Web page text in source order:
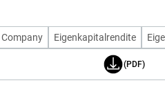
Company Eigenkapitalrendite
(PDF)